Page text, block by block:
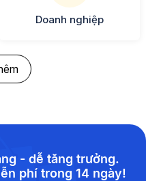
Doanh nghiệp
- dễ tăng trưởng.
phí trong 14 ngày!